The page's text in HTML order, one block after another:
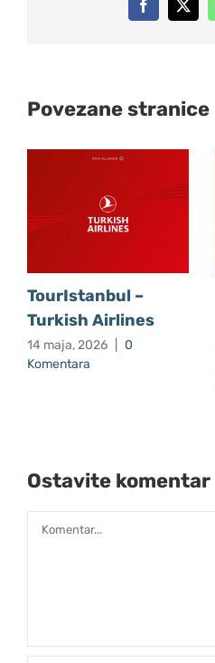
Facebook
X
Povezane stranice
TourIstanbul –
Turkish Airlines
14 maja, 2026
0
Komentara
Ostavite komentar
Comment